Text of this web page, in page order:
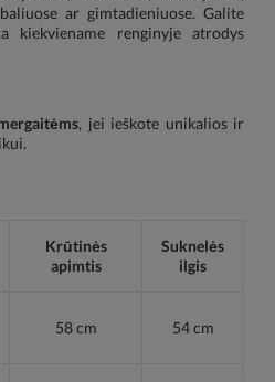
ar gimtadieniuose. Galite
renginyje atrodys
, jei ieškote unikalios ir
Krūtinės
apimtis
Suknelės
ilgis
58 cm 54 cm